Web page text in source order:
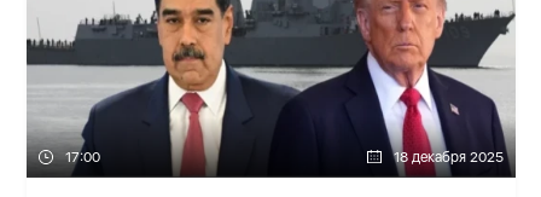
17:00 18 декабря 2025